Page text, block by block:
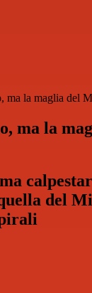
ma la maglia del
ma la
del